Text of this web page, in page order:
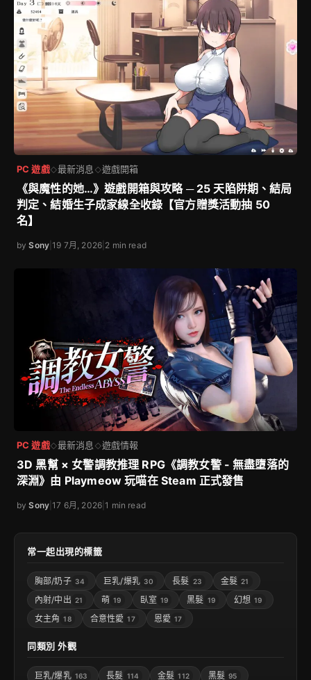
PC 遊戲◇最新消息 ◇遊戲開箱
《與魔性的她…》遊戲開箱與攻略 ─ 25 天陷阱期、結局
判定、結婚生子成家線全收錄【官方贈獎活動抽 50
名】
bySony |19 7月, 2026 2 min read
PC 遊戲◇最新消息 ◇遊戲情報
3D 黑幫 × 女警調教推理 RPG《調教女警 - 無盡墮落的
深淵》由 Playmeow 玩喵在 Steam 正式發售
bySony |17 6月, 2026 |1 min read
常一起出現的標籤
胸部/奶子 34 巨乳/爆乳 30 長髮 23 金髮 21
內射/中出 21 萌 19 臥室 19 黑髮 19 幻想 19
女主角 18 合意性愛 17 恩愛 17
同類別 外觀
巨乳/爆乳 163 長髮 114 金髮 112 黑髮 95